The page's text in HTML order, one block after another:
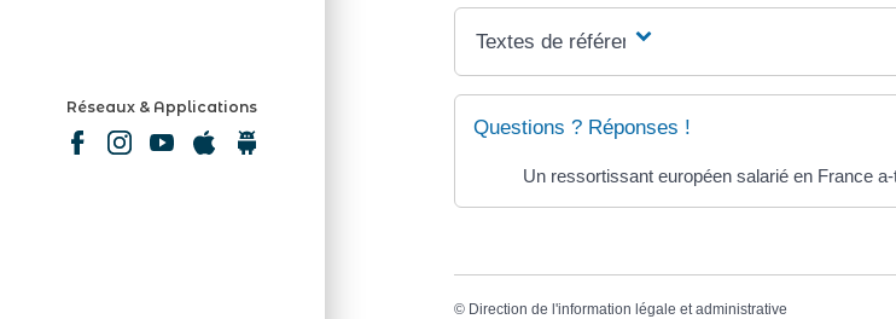
Réseaux & Applications
Textes de référence
Questions ? Réponses !
Un ressortissant européen salarié en France
© Direction de l'information légale et administrative